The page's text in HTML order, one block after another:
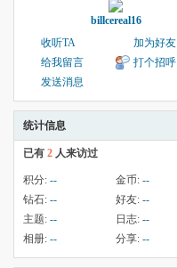
billcereal16
收听TA
加为好友
给我留言
打个招呼
发送消息
统计信息
已有 2 人来访过
积分: -- 金币: --
钻石: -- 好友: --
主题: -- 日志: --
相册: -- 分享: --